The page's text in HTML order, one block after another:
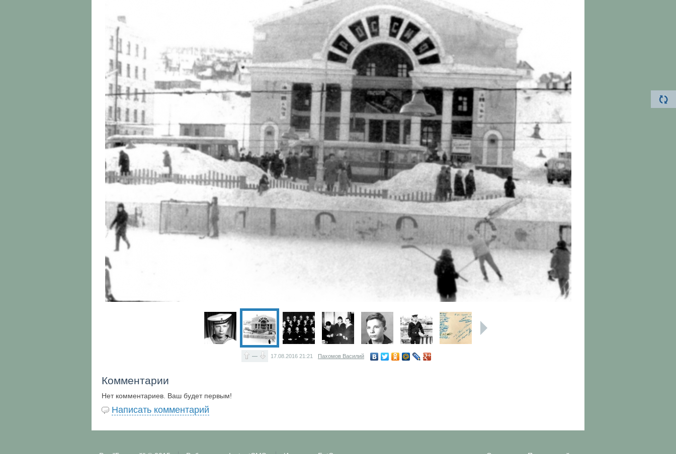
— 17.08.2016 21:21 Пахомов Василий
Комментарии
Нет комментариев. Ваш будет первым!
Написать комментарий